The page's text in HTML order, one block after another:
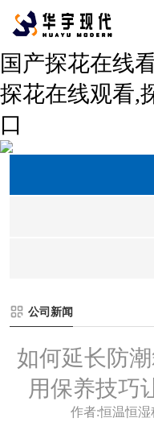
国产探花在线
探花在线观看,
口
公司新闻
如何延长防潮
用保养技巧
作者:恒温恒湿